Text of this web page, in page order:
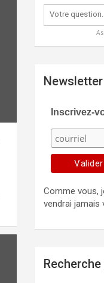
Newsletter
Inscrivez-
Comme vous,
vendrai jamais